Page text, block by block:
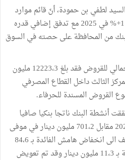
لطفي بن حمودة، أنّ قائم موارد
الحرفاء شهد ارتفاعا بنسبة 11،3+% في 2025 مع تدفق إضافي قدره
البنك من المحافظة على حصته في السوق
أما بالنسبة الى القائم الخام الإجمالي للقروض فقد بلغ 12223،3 مليون
الثالث داخل القطاع المصرفي
أنشطة البنك ناتجا بنكيا صافيا
بقيمة 692،6 مليون دينار في 2025 مقابل 701،2 مليون دينار في موفى
2024، ويعود هذا التراجع الطفيف الى انخفاض هامش الفائدة بـ 84،6
مليون وتراجع العمولات الصافية بـ 11،3 مليون دينار وقد تم تعويض